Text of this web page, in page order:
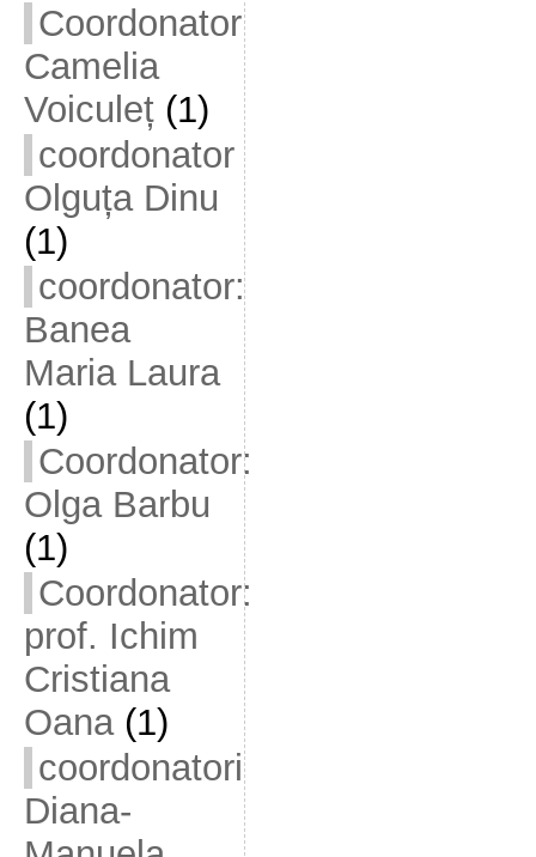
Coordonator
Camelia
Voiculeț(1)
coordonator
Olguța Dinu
(1)
coordonator:
Banea
Maria Laura
(1)
Coordonator:
Olga Barbu
(1)
Coordonator:
prof. Ichim
Cristiana
Oana(1)
coordonatori
Diana-